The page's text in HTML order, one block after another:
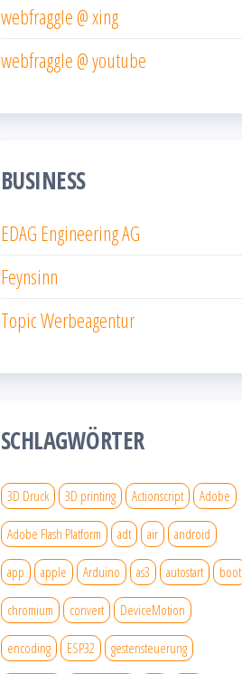
webfraggle @ xing
webfraggle @ youtube
BUSINESS
EDAG Engineering AG
Feynsinn
Topic Werbeagentur
SCHLAGWÖRTER
3D Druck 3D printing Actionscript Adobe
Adobe Flash Platform adt air android
app apple Arduino as3 autostart boot
chromium convert DeviceMotion
encoding ESP32 gestensteuerung